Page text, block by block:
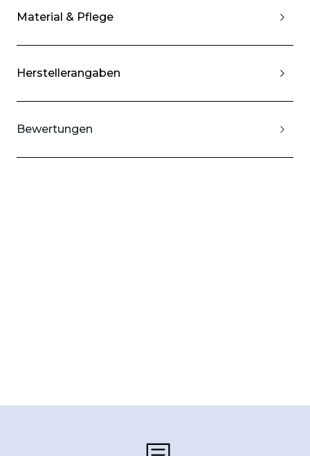
Material & Pflege
Herstellerangaben
Bewertungen